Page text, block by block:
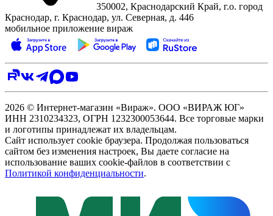
350002, Краснодарский Край, г.о. город
Краснодар, г. Краснодар, ул. Северная, д. 446
мобильное приложение вираж
2026 © Интернет-магазин «Вираж». ООО «ВИРАЖ ЮГ»
ИНН 2310234323, ОГРН 1232300053644. Все торговые марки
и логотипы принадлежат их владельцам.
Сайт использует cookie браузера. Продолжая пользоваться
сайтом без изменения настроек, Вы даете согласие на
использование ваших cookie-файлов в соответствии с
Политикой конфиденциальности.